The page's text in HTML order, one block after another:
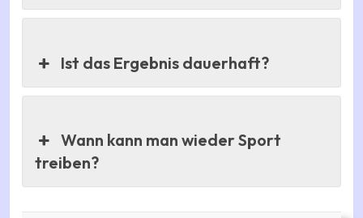
Ist das Ergebnis dauerhaft?
Wann kann man wieder Sport
treiben?